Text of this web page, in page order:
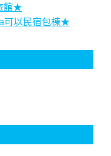
館★
可以民宿包棟★